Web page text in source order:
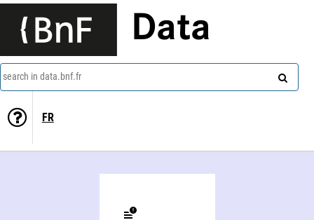
Data
search in data.bnf.fr
FR